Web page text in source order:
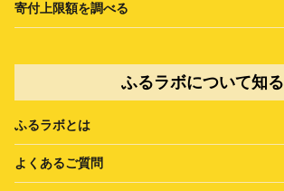
寄付上限額を調べる
ふるラボについて知る
ふるラボとは
よくあるご質問